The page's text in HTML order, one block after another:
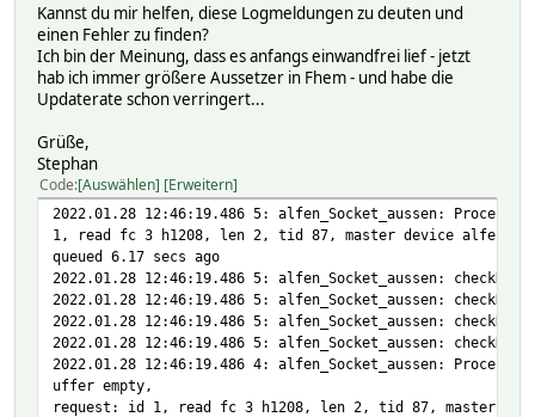
Kannst du mir helfen, diese Logmeldungen zu deuten und
einen Fehler zu finden?
Ich bin der Meinung, dass es anfangs einwandfrei lief - jetzt
hab ich immer größere Aussetzer in Fhem - und habe die
Updaterate schon verringert...
Grüße,
Stephan
Code Auswählen Erweitern
2022.01.28 12:46:19.486 5: alfen_Socket_aussen:
1, read fc 3 h1208, len 2, tid 87, master device
queued 6.17 secs ago
2022.01.28 12:46:19.486 5: alfen_Socket_aussen:
2022.01.28 12:46:19.486 5: alfen_Socket_aussen:
2022.01.28 12:46:19.486 5: alfen_Socket_aussen:
2022.01.28 12:46:19.486 5: alfen_Socket_aussen:
2022.01.28 12:46:19.486 4: alfen_Socket_aussen:
uffer empty,
request: id 1, read fc 3 h1208, len 2, tid 87, master device